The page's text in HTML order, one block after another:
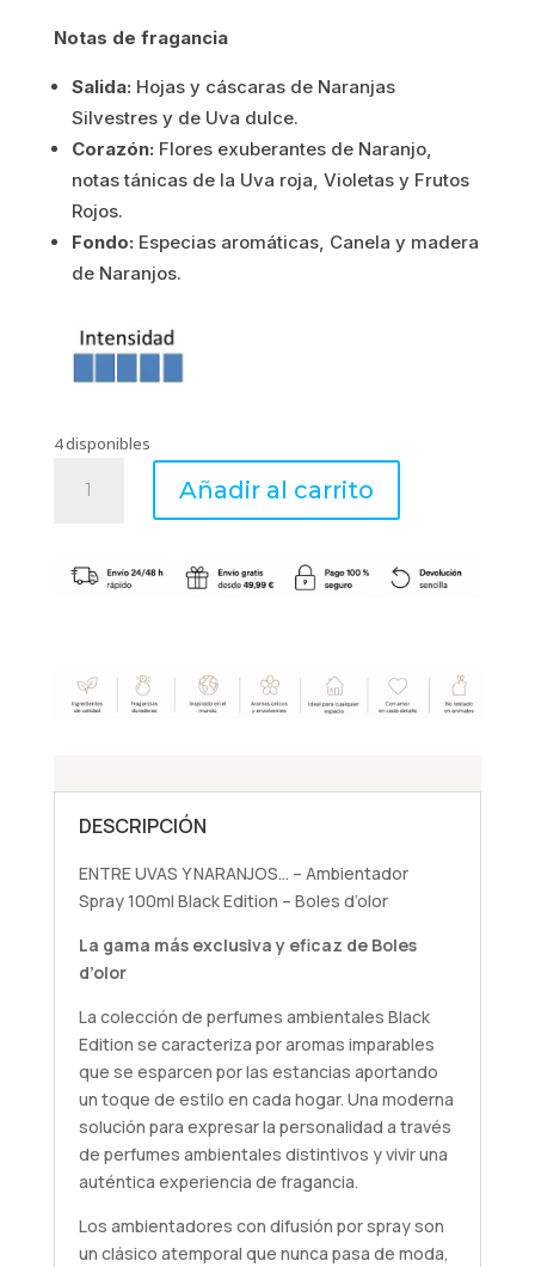
Notas de fragancia
Salida: Hojas y cáscaras de Naranjas
Silvestres y de Uva dulce.
Corazón: Flores exuberantes de Naranjo,
notas tánicas de la Uva roja, Violetas y Frutos
Rojos.
Fondo: Especias aromáticas, Canela y madera
de Naranjos.
4 disponibles
UVAS
Black
Edition
d'olor
cantidad
Añadir al carrito
DESCRIPCIÓN
ENTRE UVAS Y NARANJOS… – Ambientador
Spray 100ml Black Edition – Boles d’olor
La gama más exclusiva y eficaz de Boles
d’olor
La colección de perfumes ambientales Black
Edition se caracteriza por aromas imparables
que se esparcen por las estancias aportando
un toque de estilo en cada hogar. Una moderna
solución para expresar la personalidad a través
de perfumes ambientales distintivos y vivir una
auténtica experiencia de fragancia.
Los ambientadores con difusión por spray son
un clásico atemporal que nunca pasa de moda,